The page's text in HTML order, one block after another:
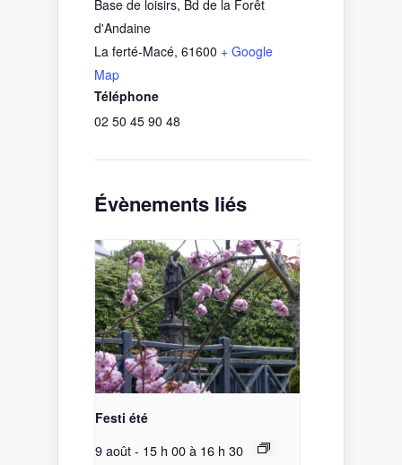
Base de loisirs, Bd de la Forêt
d'Andaine
La ferté-Macé, 61600 + Google
Map
Téléphone
02 50 45 90 48
Évènements liés
Festi été
9 août - 15 h 00à 16 h 30